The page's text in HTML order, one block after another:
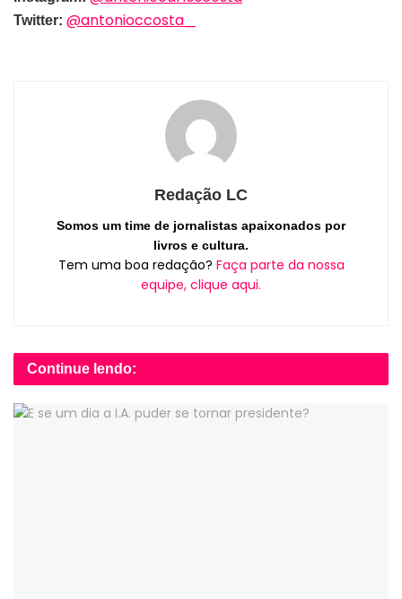
Twitter: @antonioccosta_
Redação LC
Somos um time de jornalistas apaixonados por
livros e cultura.
Tem uma boa redação? Faça parte da nossa
equipe, clique aqui.
Continue lendo: